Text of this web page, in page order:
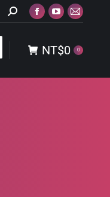
Search:
Facebook
opens
new
YouTube
opens
new
Mail
opens
new
NT$0 0
NT$0